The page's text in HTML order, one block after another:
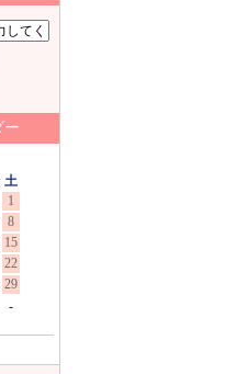
ー
土
1
8
15
22
29
-